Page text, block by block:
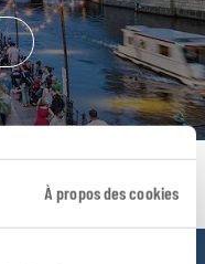
À propos des cookies